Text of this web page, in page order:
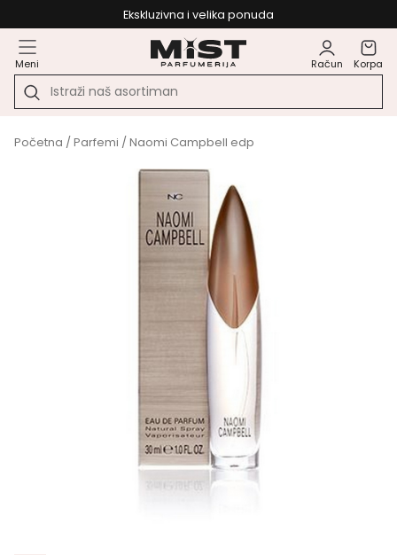
Ekskluzivna i velika ponuda
Meni Račun Korpa
Početna /Parfemi / Naomi Campbell edp